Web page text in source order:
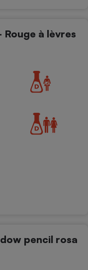
à lèvres
pencil rosa